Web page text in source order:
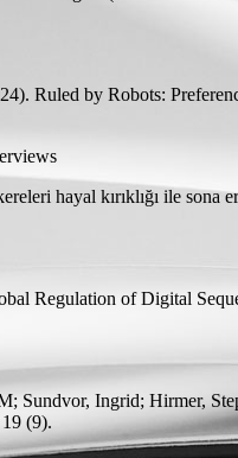
Ruled by Robots:
hayal kırıklığı ile sona
Regulation of Digital
Sundvor, Ingrid; Hirmer,
(9).